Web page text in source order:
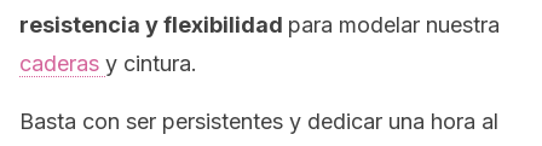
resistencia y flexibilidad para modelar nuestra
caderas y cintura.
Basta con ser persistentes y dedicar una hora al